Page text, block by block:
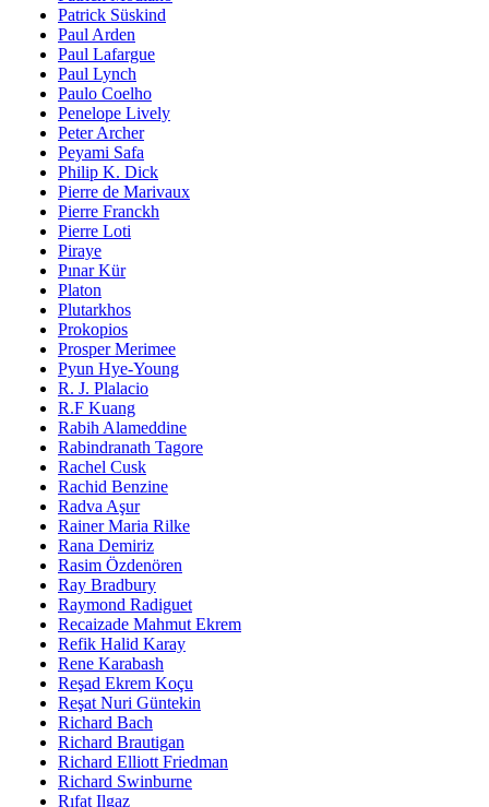
Patrick Süskind
Paul Arden
Paul Lafargue
Paul Lynch
Paulo Coelho
Penelope Lively
Peter Archer
Peyami Safa
Philip K. Dick
Pierre de Marivaux
Pierre Franckh
Pierre Loti
Piraye
Pınar Kür
Platon
Plutarkhos
Prokopios
Prosper Merimee
Pyun Hye-Young
R. J. Plalacio
R.F Kuang
Rabih Alameddine
Rabindranath Tagore
Rachel Cusk
Rachid Benzine
Radva Aşur
Rainer Maria Rilke
Rana Demiriz
Rasim Özdenören
Ray Bradbury
Raymond Radiguet
Recaizade Mahmut Ekrem
Refik Halid Karay
Rene Karabash
Reşad Ekrem Koçu
Reşat Nuri Güntekin
Richard Bach
Richard Brautigan
Richard Elliott Friedman
Richard Swinburne
Rıfat Ilgaz